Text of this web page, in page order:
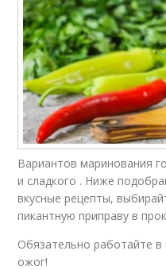
Вариантов маринования
и сладкого . Ниже
вкусные рецепты,
пикантную приправу в
Обязательно работайте в
ожог!